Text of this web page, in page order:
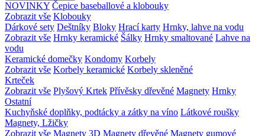
NOVINKY Čepice baseballové a klobouky
Zobrazit vše Klobouky
Dárkové sety Deštníky Bloky Hrací karty Hrnky, lahve na vodu
Zobrazit vše Hrnky keramické Šálky Hrnky smaltované Lahve na
vodu
Keramické domečky Kondomy Korbely
Zobrazit vše Korbely keramické Korbely skleněné
Krteček
Zobrazit vše Plyšový Krtek Přívěsky dřevěné Magnety Hrnky
Ostatní
Kuchyňské doplňky, podtácky a zátky na víno Látkové roušky
Magnety, Lžičky
Zobrazit vše Magnety 3D Magnety dřevěné Magnety gumové